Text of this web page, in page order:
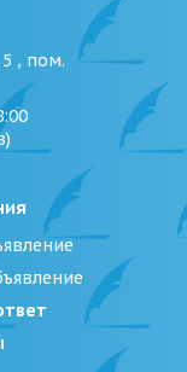
, пом.